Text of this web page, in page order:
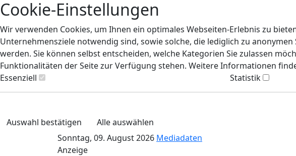
Cookie-Einstellungen
Wir verwenden Cookies, um Ihnen ein optimales Webseiten-Erlebnis zu
Unternehmensziele notwendig sind, sowie solche, die lediglich zu
werden. Sie können selbst entscheiden, welche Kategorien Sie zulassen
Funktionalitäten der Seite zur Verfügung stehen. Weitere Informationen
Essenziell
Statistik
Auswahl bestätigen
Alle auswählen
Sonntag, 09. August 2026 Mediadaten
Anzeige